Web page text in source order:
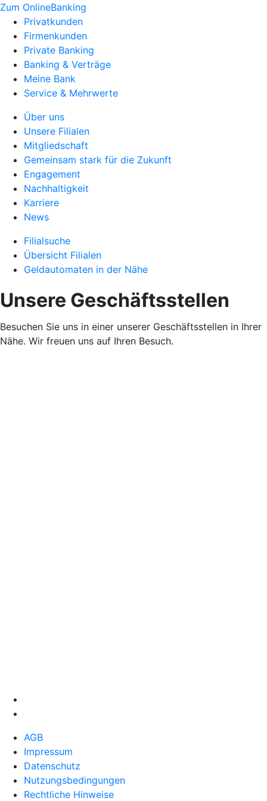
Zum OnlineBanking
Privatkunden
Firmenkunden
Private Banking
Banking & Verträge
Meine Bank
Service & Mehrwerte
Über uns
Unsere Filialen
Mitgliedschaft
Gemeinsam stark für die Zukunft
Engagement
Nachhaltigkeit
Karriere
News
Filialsuche
Übersicht Filialen
Geldautomaten in der Nähe
Unsere Geschäftsstellen
Besuchen Sie uns in einer unserer Geschäftsstellen in Ihrer
Nähe. Wir freuen uns auf Ihren Besuch.
AGB
Impressum
Datenschutz
Nutzungsbedingungen
Rechtliche Hinweise